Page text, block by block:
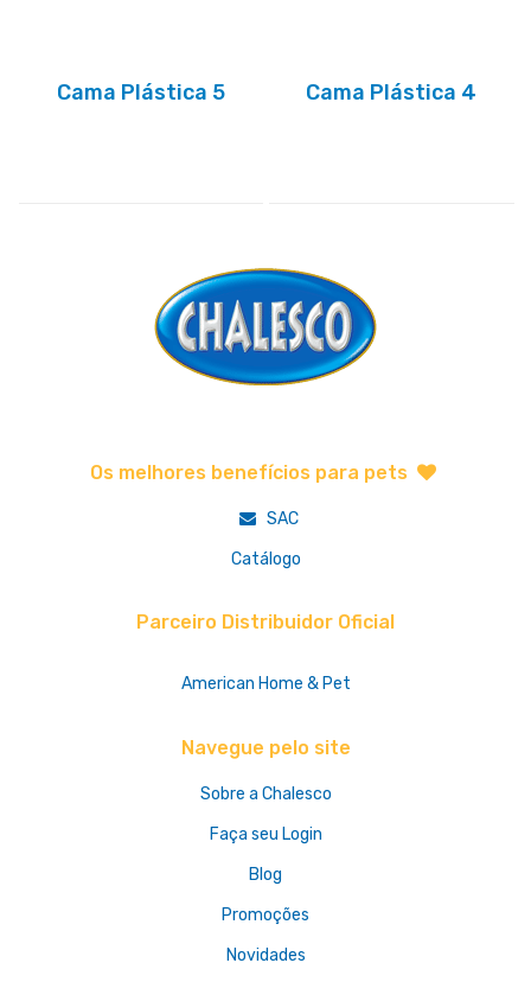
Cama Plástica 5 Cama Plástica 4
Os melhores benefícios para pets
SAC
Catálogo
Parceiro Distribuidor Oficial
American Home & Pet
Navegue pelo site
Sobre a Chalesco
Faça seu Login
Blog
Promoções
Novidades